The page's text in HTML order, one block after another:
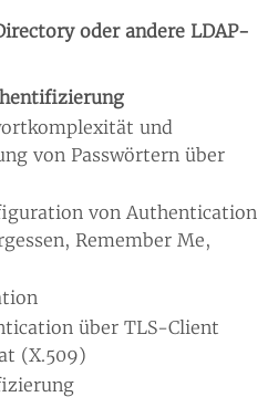
oder andere LDAP-
und
von Passwörtern über
von Authentication
Remember Me,
über TLS-Client
(X.509)